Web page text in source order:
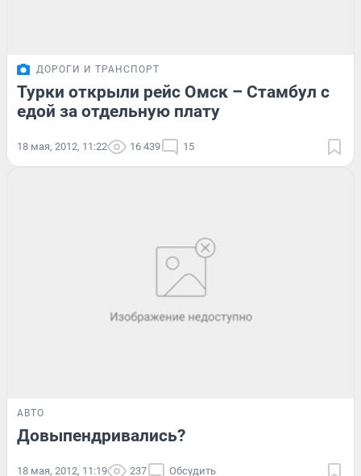
ДОРОГИ И ТРАНСПОРТ
Турки открыли рейс Омск – Стамбул с
едой за отдельную плату
18 мая, 2012, 11:22 16 439 15
АВТО
Довыпендривались?
18 мая, 2012, 11:19 237 Обсудить